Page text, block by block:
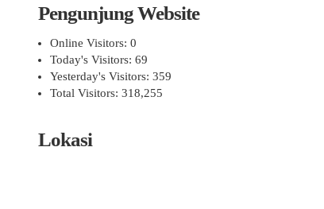
Pengunjung Website
Online Visitors: 0
Today's Visitors: 69
Yesterday's Visitors: 359
Total Visitors: 318,255
Lokasi